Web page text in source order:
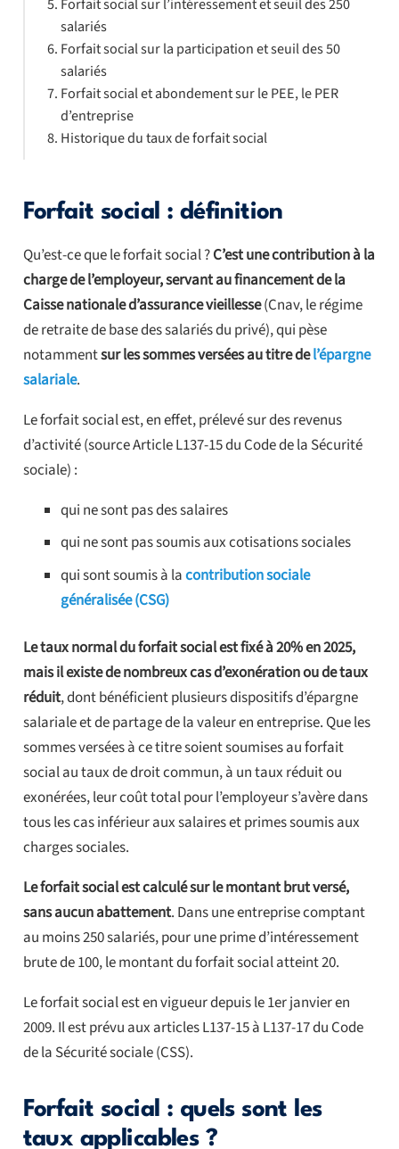
Forfait social : définition
Qu’est-ce que le forfait social ?C’est une contribution à la
charge de l’employeur, servant au financement de la
Caisse nationale d’assurance vieillesse(Cnav, le régime
de retraite de base des salariés du privé), qui pèse
notammentsur les sommes versées au titre del’épargne
salariale.
Le forfait social est, en effet, prélevé sur des revenus
d’activité (source Article L137-15 du Code de la Sécurité
sociale) :
qui ne sont pas des salaires
qui ne sont pas soumis aux cotisations sociales
qui sont soumis à lacontribution sociale
généralisée (CSG)
Le taux normal du forfait social est fixé à 20% en 2025,
mais il existe de nombreux cas d’exonération ou de taux
réduit, dont bénéficient plusieurs dispositifs d’épargne
salariale et de partage de la valeur en entreprise. Que les
sommes versées à ce titre soient soumises au forfait
social au taux de droit commun, à un taux réduit ou
exonérées, leur coût total pour l’employeur s’avère dans
tous les cas inférieur aux salaires et primes soumis aux
charges sociales.
Le forfait social est calculé sur le montant brut versé,
sans aucun abattement. Dans une entreprise comptant
au moins 250 salariés, pour une prime d’intéressement
brute de 100, le montant du forfait social atteint 20.
Le forfait social est en vigueur depuis le 1er janvier en
2009. Il est prévu aux articles L137-15 à L137-17 du Code
de la Sécurité sociale (CSS).
Forfait social : quels sont les
taux applicables ?
salariés
Forfait social sur la participation et seuil des 50
salariés
Forfait social et abondement sur le PEE, le PER
d’entreprise
Historique du taux de forfait social